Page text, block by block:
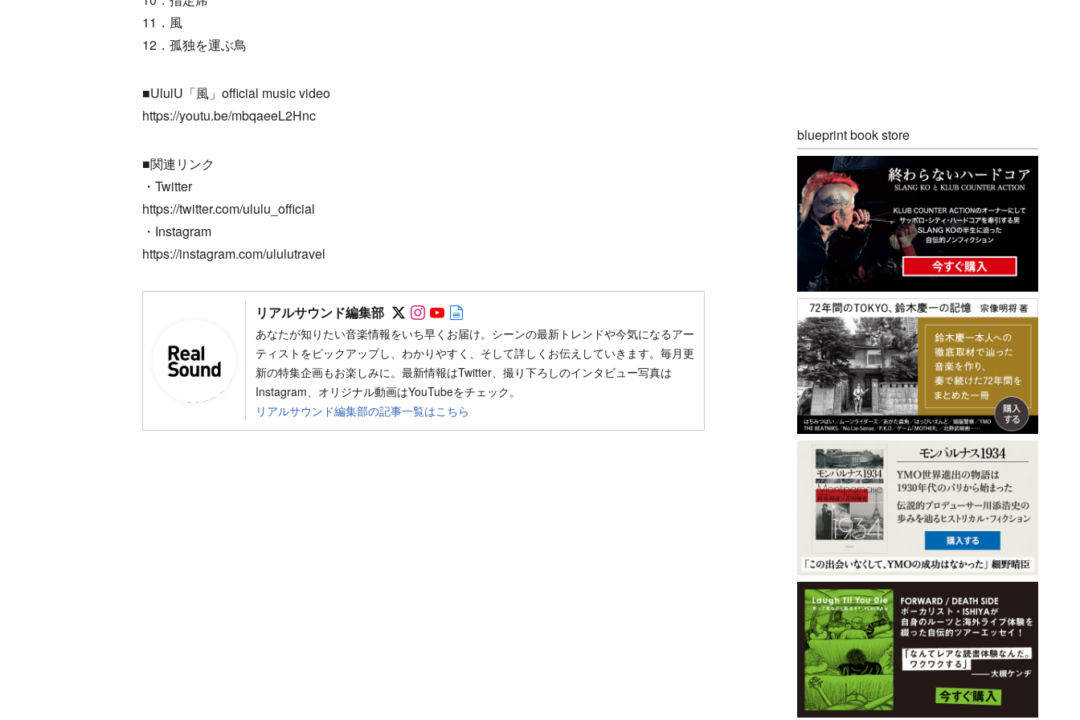
11．風
12．孤独を運ぶ鳥
■UlulU「風」official music video
https://youtu.be/mbqaeeL2Hnc
■関連リンク
・Twitter
https://twitter.com/ululu_official
・Instagram
https://instagram.com/ululutravel
リアルサウンド編集部 Follow on SNS
Follow on SNS
Follow on SNS
あなたが知りたい音楽情報をいち早くお届け。シーンの最新トレンドや今気になるアー
ティストをピックアップし、わかりやすく、そして詳しくお伝えしていきます。毎月更
新の特集企画もお楽しみに。最新情報はTwitter、撮り下ろしのインタビュー写真は
Instagram、オリジナル動画はYouTubeをチェック。
リアルサウンド編集部の記事一覧はこちら
blueprint book store